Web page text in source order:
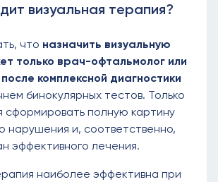
визуальная терапия?
что назначить визуальную
только врач-офтальмолог или
комплексной диагностики
бинокулярных тестов. Только
сформировать полную картину
нарушения и, соответственно,
эффективного лечения.
наиболее эффективна при